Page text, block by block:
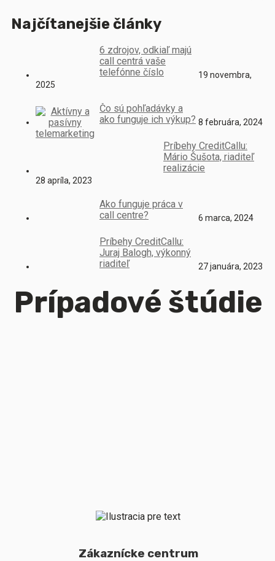
Najčítanejšie články
6 zdrojov, odkiaľ majú
call centrá vaše
telefónne číslo
19 novembra,
2025
Čo sú pohľadávky a
ako funguje ich výkup? 8 februára, 2024
Príbehy CreditCallu:
Mário Šušota, riaditeľ
realizácie
28 apríla, 2023
Ako funguje práca v
call centre?
6 marca, 2024
Príbehy CreditCallu:
Juraj Balogh, výkonný
riaditeľ
27 januára, 2023
Prípadové štúdie
Zákaznícke centrum